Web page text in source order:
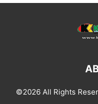
©2026 All Rights